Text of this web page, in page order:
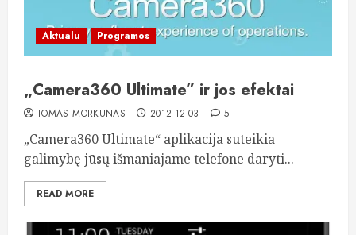
Aktualu Programos
„Camera360 Ultimate” ir jos efektai
TOMAS MORKŪNAS 2012-12-03 5
„Camera360 Ultimate“ aplikacija suteikia
galimybę jūsų išmaniajame telefone daryti...
READ MORE